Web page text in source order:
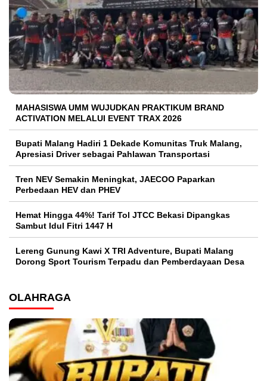
MAHASISWA UMM WUJUDKAN PRAKTIKUM BRAND
ACTIVATION MELALUI EVENT TRAX 2026
Bupati Malang Hadiri 1 Dekade Komunitas Truk Malang,
Apresiasi Driver sebagai Pahlawan Transportasi
Tren NEV Semakin Meningkat, JAECOO Paparkan
Perbedaan HEV dan PHEV
Hemat Hingga 44%! Tarif Tol JTCC Bekasi Dipangkas
Sambut Idul Fitri 1447 H
Lereng Gunung Kawi X TRI Adventure, Bupati Malang
Dorong Sport Tourism Terpadu dan Pemberdayaan Desa
OLAHRAGA